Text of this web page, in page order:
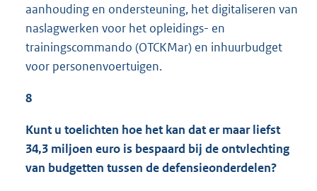
aanhouding en ondersteuning, het digitaliseren van
naslagwerken voor het opleidings- en
trainingscommando (OTCKMar) en inhuurbudget
voor personenvoertuigen.
8
Kunt u toelichten hoe het kan dat er maar liefst
34,3 miljoen euro is bespaard bij de ontvlechting
van budgetten tussen de defensieonderdelen?